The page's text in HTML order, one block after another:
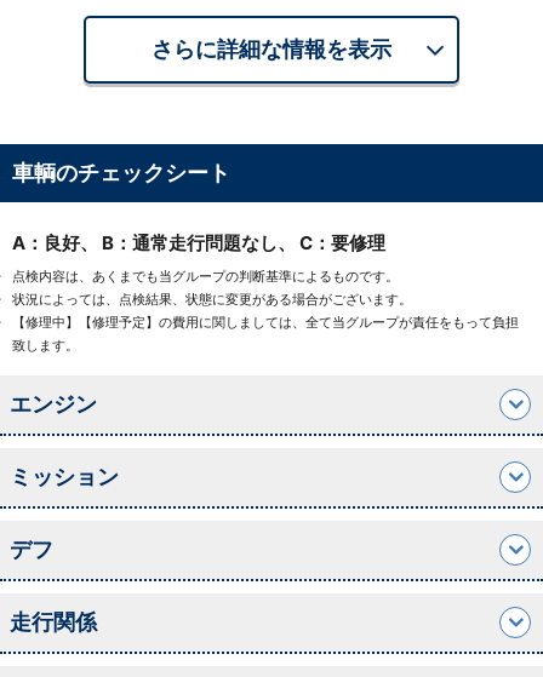
さらに詳細な情報を表示
車輌のチェックシート
A：良好、 B：通常走行問題なし、 C：要修理
点検内容は、あくまでも当グループの判断基準によるものです。
状況によっては、点検結果、状態に変更がある場合がございます。
【修理中】【修理予定】の費用に関しましては、全て当グループが責任をもって負担
致します。
エンジン
ミッション
デフ
走行関係